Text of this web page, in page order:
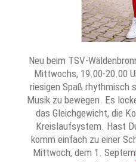
Neu beim TSV-
Mittwochs, 19.00-20.00
riesigen Spaß rhythmisch
Musik zu bewegen. Es
das Gleichgewicht, die
Kreislaufsystem. Hast
komm einfach zu einer
Mittwoch, dem 1.